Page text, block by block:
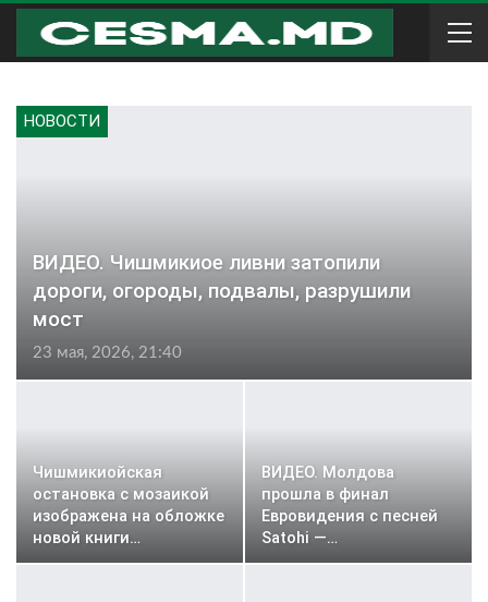
НОВОСТИ
ВИДЕО. Чишмикиое ливни затопили
дороги, огороды, подвалы, разрушили
мост
23 мая, 2026, 21:40
Чишмикиойская
остановка с мозаикой
изображена на обложке
новой книги…
ВИДЕО. Молдова
прошла в финал
Евровидения с песней
Satohi —…